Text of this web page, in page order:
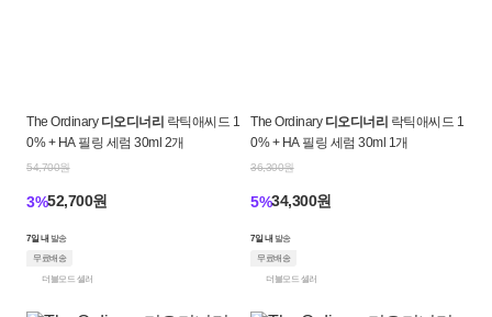
The Ordinary 디오디너리 락틱애씨드 1
0% + HA 필링 세럼 30ml 2개
54,700원
3%52,700원
7일 내 발송
무료배송
더블모드 셀러
The Ordinary 디오디너리 락틱애씨드 1
0% + HA 필링 세럼 30ml 1개
36,300원
5%34,300원
7일 내 발송
무료배송
더블모드 셀러